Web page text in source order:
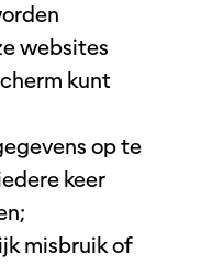
websites
kunt
op te
keer
misbruik of